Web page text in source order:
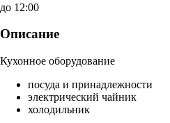
до 12:00
Описание
Кухонное оборудование
посуда и принадлежности
электрический чайник
холодильник